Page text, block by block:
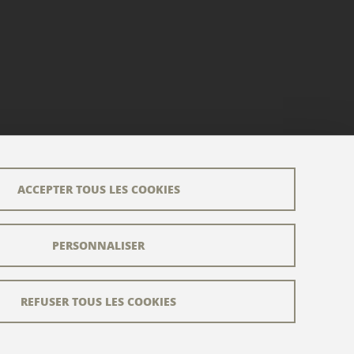
ACCEPTER TOUS LES COOKIES
REFUSER TOUS LES COOKIES
PERSONNALISER